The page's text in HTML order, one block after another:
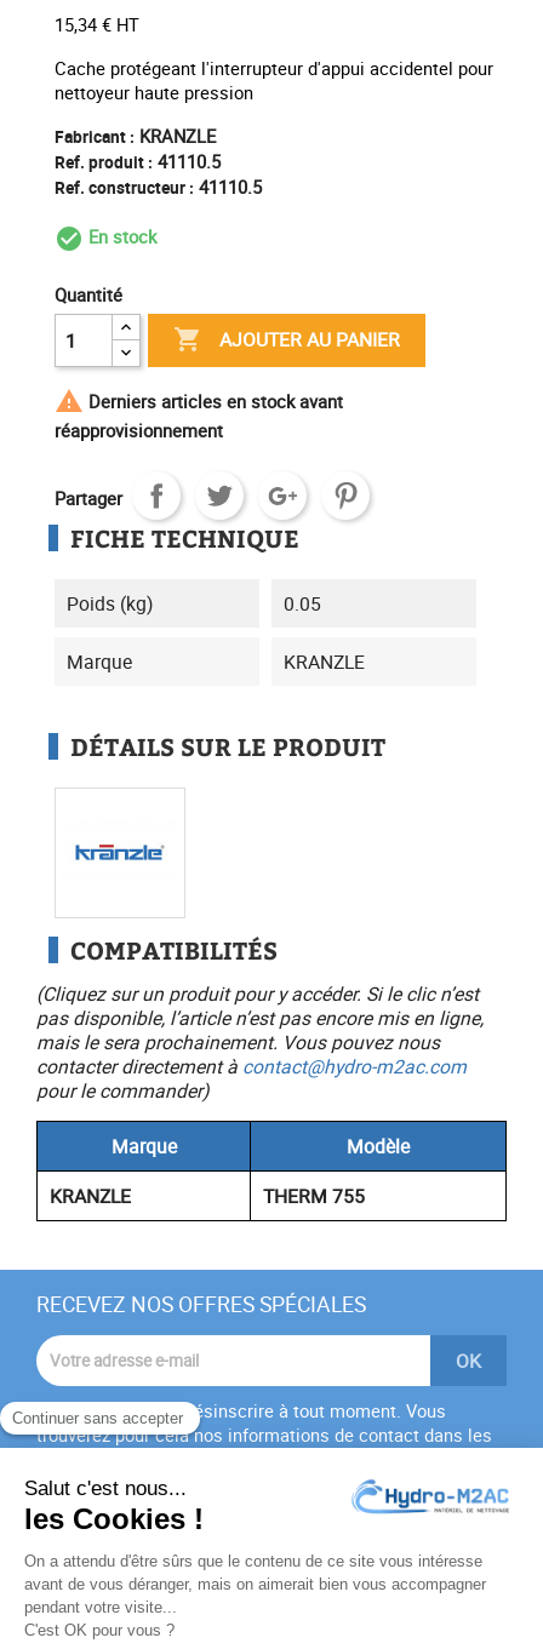
15,34 € HT
Cache protégeant l'interrupteur d'appui accidentel pour
nettoyeur haute pression
Fabricant : KRANZLE
Ref. produit : 41110.5
Ref. constructeur : 41110.5
check_circle_outline
En stock
Quantité
 AJOUTER AU PANIER
 Derniers articles en stock avant
réapprovisionnement
Partager
FICHE TECHNIQUE
Poids (kg) 0.05
Marque KRANZLE
DÉTAILS SUR LE PRODUIT
COMPATIBILITÉS
(Cliquez sur un produit pour y accéder. Si le clic n’est
pas disponible, l’article n’est pas encore mis en ligne,
mais le sera prochainement. Vous pouvez nous
contacter directement à contact@hydro-m2ac.com
pour le commander)
Marque
Modèle
KRANZLE
THERM 755
RECEVEZ NOS OFFRES SPÉCIALES
Vous pouvez vous désinscrire à tout moment. Vous
trouverez pour cela nos informations de contact dans les
J'accepte lesconditions générales
politique de
confidentialité
PRODUITS